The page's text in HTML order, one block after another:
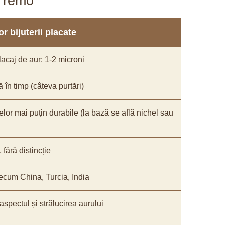
bijuterii placate
de aur: 1-2 microni
în timp (câteva purtări)
mai puțin durabile (la bază se află nichel sau
fără distincție
China, Turcia, India
și strălucirea aurului